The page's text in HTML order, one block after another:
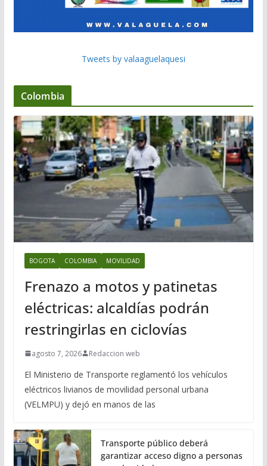
Tweets by valaaguelaquesi
Colombia
BOGOTA COLOMBIA MOVILIDAD
Frenazo a motos y patinetas
eléctricas: alcaldías podrán
restringirlas en ciclovías
agosto 7, 2026 Redaccion web
El Ministerio de Transporte reglamentó los vehículos
eléctricos livianos de movilidad personal urbana
(VELMPU) y dejó en manos de las
Transporte público deberá
garantizar acceso digno a personas